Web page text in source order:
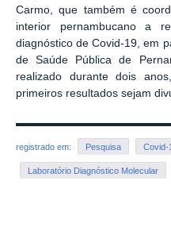
Carmo, que também é
interior pernambucano a
diagnóstico de Covid-19, em
de Saúde Pública de
realizado durante dois
primeiros resultados sejam
registrado em: Pesquisa Covid-
Laboratório Diagnóstico Molecular